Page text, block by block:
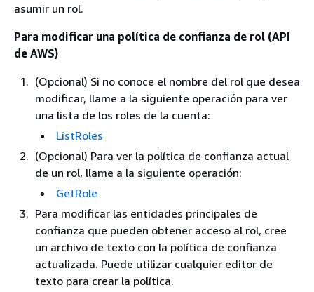
asumir un rol.
Para modificar una política de confianza de rol (API
de AWS)
(Opcional) Si no conoce el nombre del rol que desea
modificar, llame a la siguiente operación para ver
una lista de los roles de la cuenta:
ListRoles
(Opcional) Para ver la política de confianza actual
de un rol, llame a la siguiente operación:
GetRole
Para modificar las entidades principales de
confianza que pueden obtener acceso al rol, cree
un archivo de texto con la política de confianza
actualizada. Puede utilizar cualquier editor de
texto para crear la política.